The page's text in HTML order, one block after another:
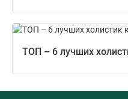
ТОП – 6 лучших